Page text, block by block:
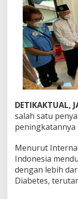
DETIKAKTUAL,
salah satu
peningkatannya
Menurut
Indonesia
dengan lebih
Diabetes,